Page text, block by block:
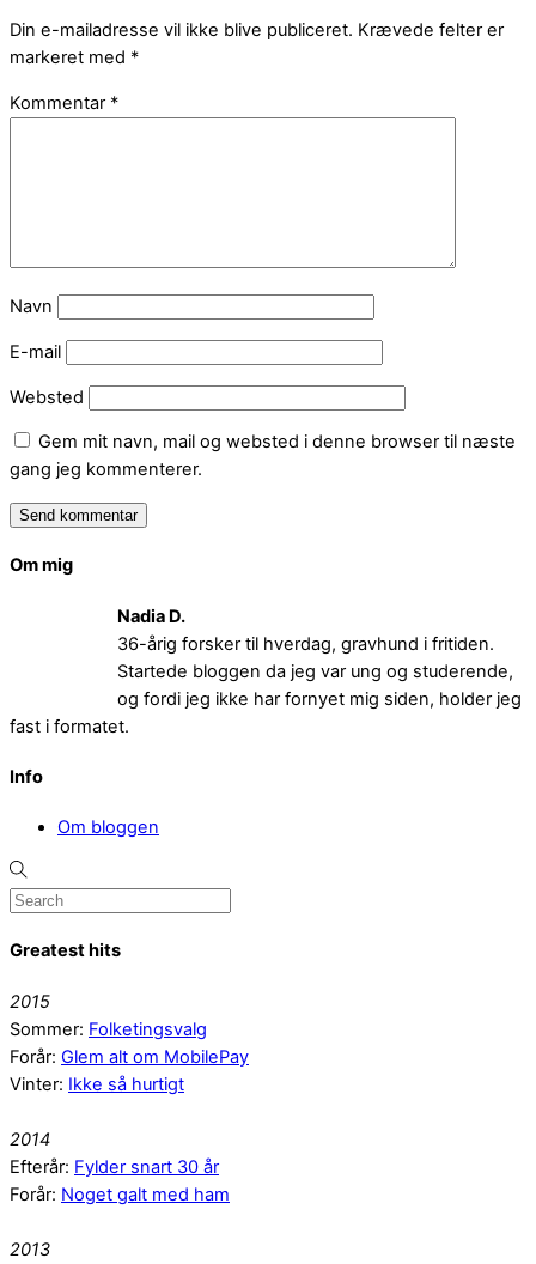
Din e-mailadresse vil ikke blive publiceret. Krævede felter er
markeret med *
Kommentar *
Navn
E-mail
Websted
Gem mit navn, mail og websted i denne browser til næste
gang jeg kommenterer.
Om mig
Nadia D.
36-årig forsker til hverdag, gravhund i fritiden.
Startede bloggen da jeg var ung og studerende,
og fordi jeg ikke har fornyet mig siden, holder jeg
fast i formatet.
Info
Om bloggen
Greatest hits
2015
Sommer: Folketingsvalg
Forår: Glem alt om MobilePay
Vinter: Ikke så hurtigt
2014
Efterår: Fylder snart 30 år
Forår: Noget galt med ham
2013